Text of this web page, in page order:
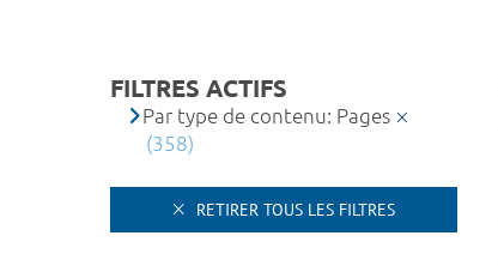
FILTRES ACTIFS
Par type de contenu: Pages
(358)
RETIRER TOUS LES FILTRES